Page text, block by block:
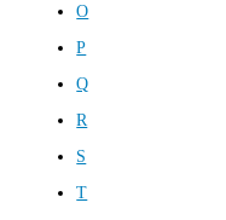
O
P
Q
R
S
T